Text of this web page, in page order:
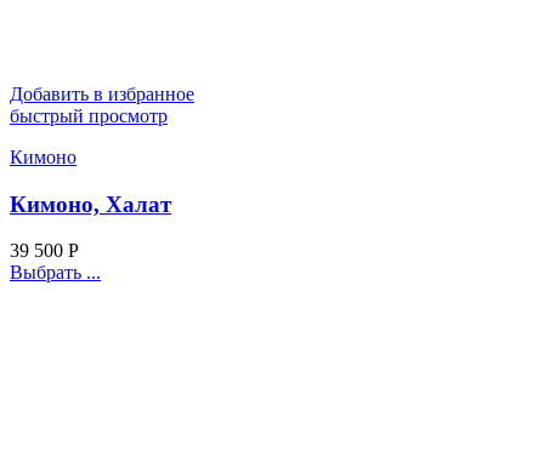
Добавить в избранное
быстрый просмотр
Кимоно
Кимоно, Халат
39 500 Р
Выбрать ...